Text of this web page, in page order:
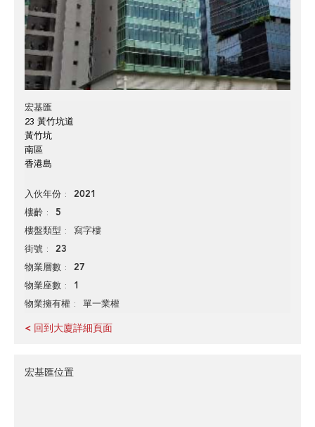
宏基匯
23 黃竹坑道
黃竹坑
南區
香港島
入伙年份 2021
樓齡 5
樓盤類型 寫字樓
街號 23
物業層數 27
物業座數 1
物業擁有權 單一業權
< 回到大廈詳細頁面
宏基匯位置